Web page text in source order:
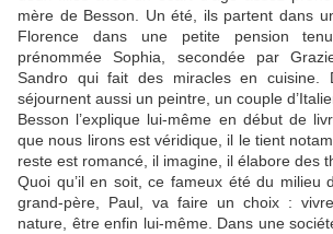
mère de Besson. Un été, ils partent dans
Florence dans une petite pension
prénommée Sophia, secondée par
Sandro qui fait des miracles en cuisine.
séjournent aussi un peintre, un couple
Besson l’explique lui-même en début de
que nous lirons est véridique, il le tient
reste est romancé, il imagine, il élabore des
Quoi qu’il en soit, ce fameux été du milieu
grand-père, Paul, va faire un choix :
nature, être enfin lui-même. Dans une